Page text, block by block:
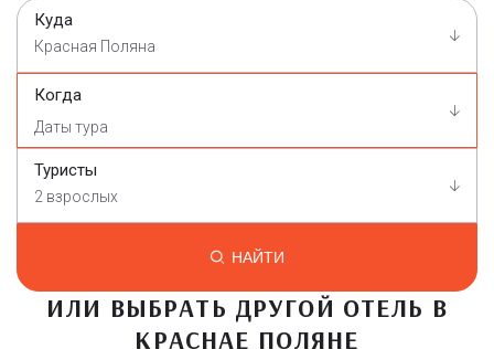
Куда
Красная Поляна
Когда
Туристы
2 взрослых
НАЙТИ
ИЛИ ВЫБРАТЬ ДРУГОЙ ОТЕЛЬ В
КРАСНАЕ ПОЛЯНЕ